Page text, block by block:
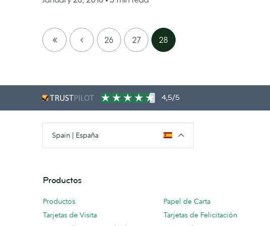
FIRST
PAGE
PREVIOUS
26 27 28
4,5/5
Spain | España
Productos
Productos
Tarjetas de Visita
Papel de Carta
Tarjetas de Felicitación